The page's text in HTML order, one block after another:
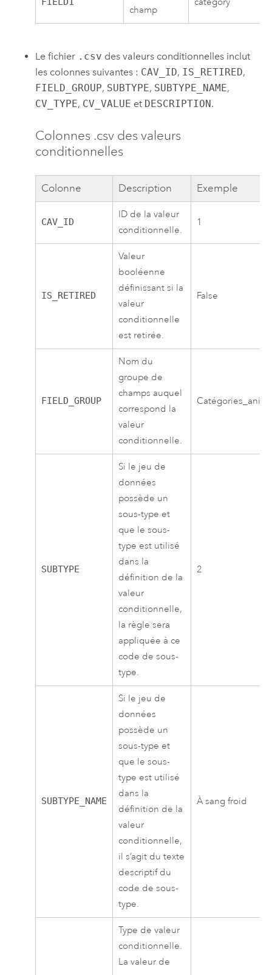
champ
category
Le fichier .csv des valeurs conditionnelles inclut
les colonnes suivantes : CAV_ID, IS_RETIRED,
FIELD_GROUP, SUBTYPE, SUBTYPE_NAME,
CV_TYPE, CV_VALUE et DESCRIPTION.
Colonnes .csv des valeurs
conditionnelles
Colonne Description Exemple
CAV_ID
ID de la valeur
conditionnelle.
1
IS_RETIRED
Valeur
booléenne
définissant si la
valeur
conditionnelle
est retirée.
False
FIELD_GROUP
Nom du
groupe de
champs auquel
correspond la
valeur
conditionnelle.
SUBTYPE
Si le jeu de
données
possède un
sous-type et
que le sous-
type est utilisé
dans la
définition de la
valeur
conditionnelle,
la règle sera
appliquée à ce
code de sous-
type.
2
SUBTYPE_NAME
Si le jeu de
données
possède un
sous-type et
que le sous-
type est utilisé
dans la
définition de la
valeur
conditionnelle,
il s’agit du texte
descriptif du
code de sous-
type.
À sang froid
Type de valeur
conditionnelle.
La valeur de